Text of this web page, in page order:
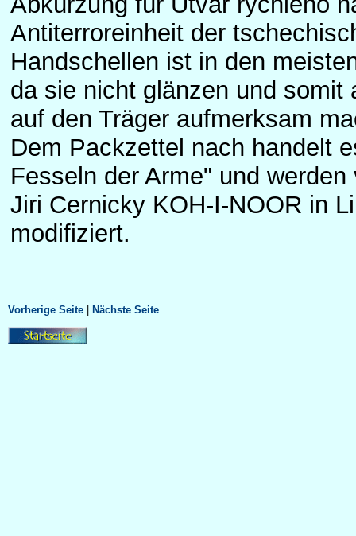
Antiterroreinheit der
Handschellen ist in den
da sie nicht glänzen und somit
auf den Träger aufmerksam
Dem Packzettel nach handelt
Fesseln der Arme" und
Jiri Cernicky KOH-I-NOOR in
modifiziert.
Vorherige Seite Nächste Seite